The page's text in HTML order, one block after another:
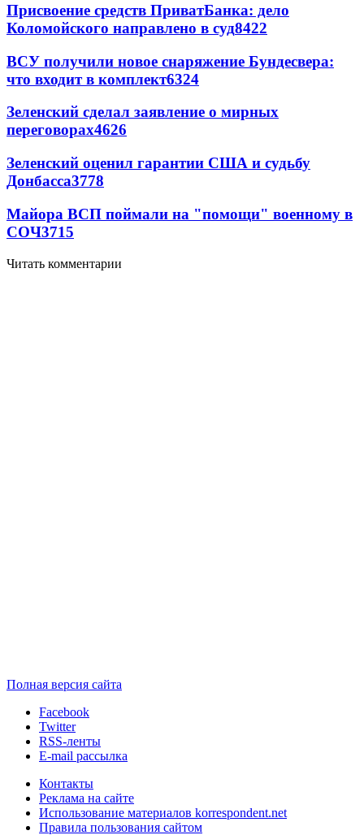
Присвоение средств ПриватБанка: дело
Коломойского направлено в суд8422
ВСУ получили новое снаряжение Бундесвера:
что входит в комплект6324
Зеленский сделал заявление о мирных
переговорах4626
Зеленский оценил гарантии США и судьбу
Донбасса3778
Майора ВСП поймали на "помощи" военному в
СОЧ3715
Читать комментарии
Полная версия сайта
Facebook
Twitter
RSS-ленты
E-mail рассылка
Контакты
Реклама на сайте
Использование материалов korrespondent.net
Правила пользования сайтом